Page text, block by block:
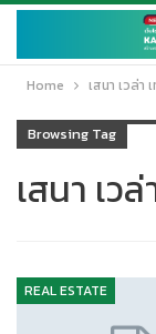
Home เสนา เวล่า
Browsing Tag
เสนา เว
REAL ESTATE